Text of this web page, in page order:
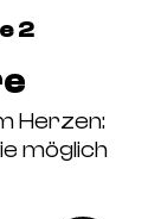
2
Herzen:
möglich